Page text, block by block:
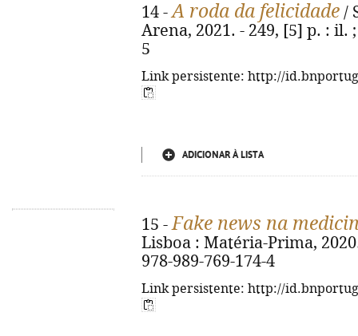
14 -A roda da felicidade /
Arena, 2021. - 249, [5] p. : il.
5
Link persistente: http://
ADICIONAR À LISTA
15 -Fake news na
Lisboa : Matéria-Prima,
978-989-769-174-4
Link persistente: http://